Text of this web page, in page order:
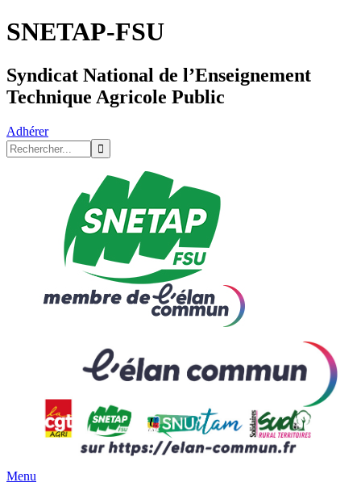
SNETAP-FSU
Syndicat National de l’Enseignement
Technique Agricole Public
Adhérer
Menu